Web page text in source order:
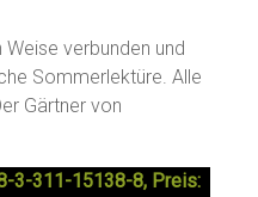
verbunden und
Sommerlektüre. Alle
Gärtner von
3-311-15138-8, Preis: